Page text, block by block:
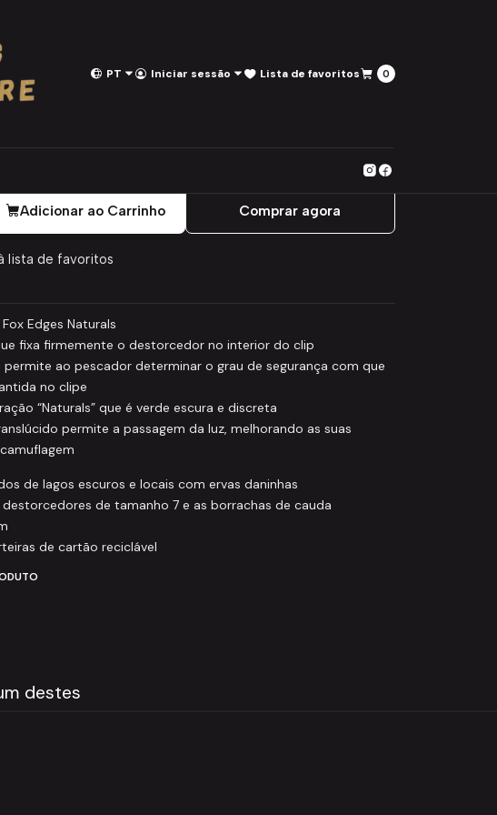
PT Iniciar sessão Lista de favoritos 0
Lead Clips & pegs
Adicionar ao Carrinho Comprar agora
lista de favoritos
Edges Naturals
fixa firmemente o destorcedor no interior do clip
permite ao pescador determinar o grau de segurança com que
no clipe
“Naturals” que é verde escura e discreta
permite a passagem da luz, melhorando as suas
de lagos escuros e locais com ervas daninhas
de tamanho 7 e as borrachas de cauda
de cartão reciclável
destes